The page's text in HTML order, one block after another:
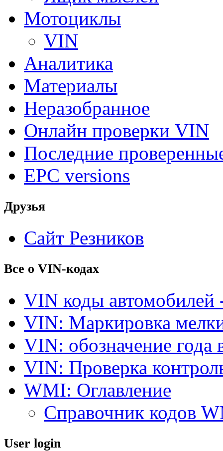
Мотоциклы
VIN
Аналитика
Материалы
Неразобранное
Онлайн проверки VIN
Последние
EPC versions
Друзья
Сайт Резников
Все о VIN-кодах
VIN коды автомобилей
VIN: Маркировка
VIN: обозначение года
VIN: Проверка
WMI: Оглавление
Справочник кодов
User login